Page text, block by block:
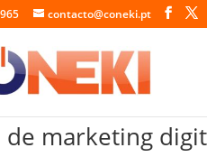
contacto@coneki.pt
de marketing